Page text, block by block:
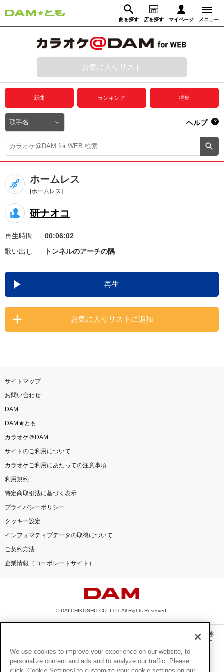
曲を探す 店を探す マイページ メニュー
動画からさがす 録音からさがす
ログイン
プレミアムサービス
DAM★とも動画
DAM★とも録音
カラオケ＠DAM
ユーザー検索
キャンペーン
お知らせ よくあるご質問
DAMの新曲・ランキングなど
カラオケ最新情報をチェック！
お気に入りリスト
新曲 ランキング 特集
ヘルプ
ホームレス
[ホームレス]
研ナオコ
再生時間
00:06:02
歌い出し
トンネルのアーチの隅
再生
お気に入りリストに追加
サイトマップ
お問い合わせ
DAM
DAM★とも
カラオケ＠DAM
サイトのご利用について
カラオケご利用にあたっての注意事項
利用規約
特定商取引法に基づく表示
プライバシーポリシー
クッキー設定
インフォマティブデータの取得について
ご契約方法
企業情報（コーポレートサイト）
© DAIICHIKOSHO CO.,LTD. All Rights Reserved.
このサイトに掲載されている一切の文章・画像・写真・動画・音声等を、手段や形態
を問わず、著作権法の定める範囲を超えて無断で複製、転載、ファイル化などするこ
とを禁じます。
楽曲及びコンテンツは、機種によりご利用いただけない場合があります。
We use cookies to improve your experience on our website, to
personalize content and ads and to analyze our traffic. Please